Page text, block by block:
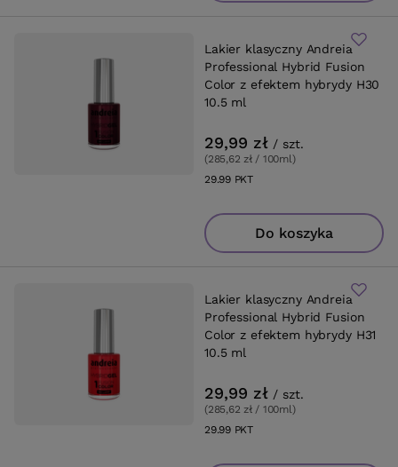
Lakier klasyczny Andreia
Professional Hybrid Fusion
Color z efektem hybrydy H30
10.5 ml
29,99 zł / szt.
(285,62 zł / 100ml)
29.99PKTpunktów
Do koszyka
Lakier klasyczny Andreia
Professional Hybrid Fusion
Color z efektem hybrydy H31
10.5 ml
29,99 zł / szt.
(285,62 zł / 100ml)
29.99PKTpunktów